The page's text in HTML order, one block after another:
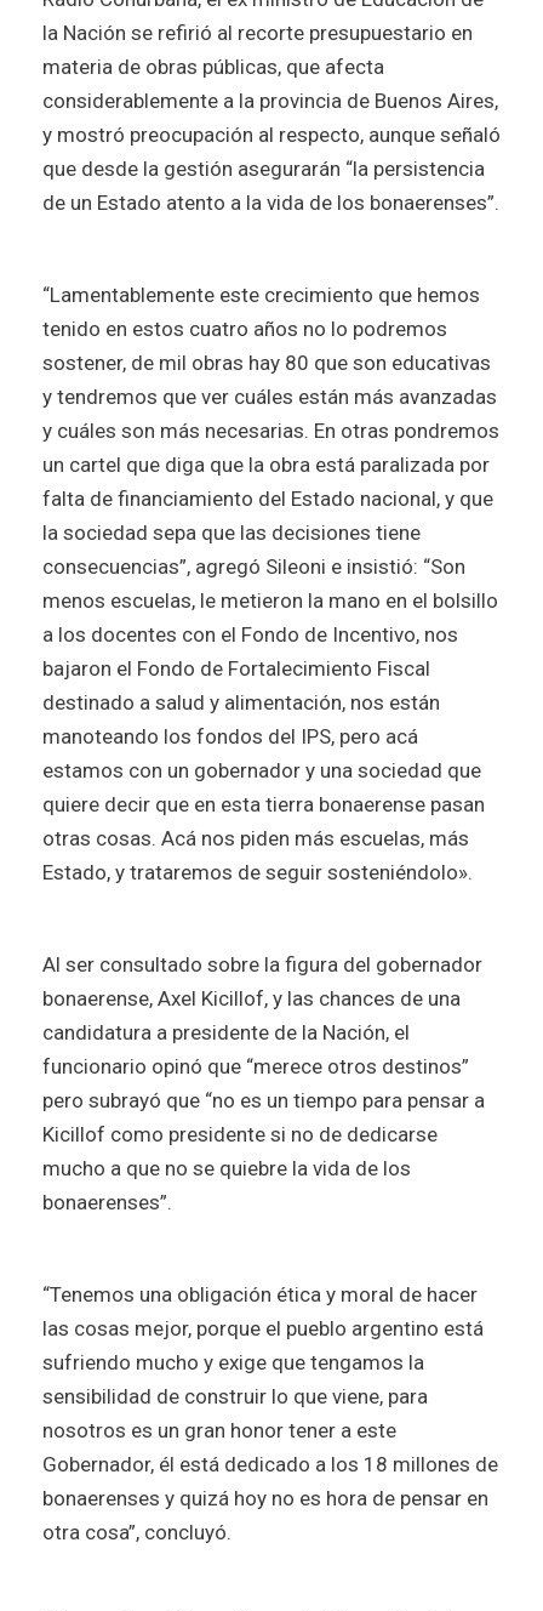
la Nación se refirió al recorte presupuestario en
materia de obras públicas, que afecta
considerablemente a la provincia de Buenos Aires,
y mostró preocupación al respecto, aunque señaló
que desde la gestión asegurarán “la persistencia
de un Estado atento a la vida de los bonaerenses”.
“Lamentablemente este crecimiento que hemos
tenido en estos cuatro años no lo podremos
sostener, de mil obras hay 80 que son educativas
y tendremos que ver cuáles están más avanzadas
y cuáles son más necesarias. En otras pondremos
un cartel que diga que la obra está paralizada por
falta de financiamiento del Estado nacional, y que
la sociedad sepa que las decisiones tiene
consecuencias”, agregó Sileoni e insistió: “Son
menos escuelas, le metieron la mano en el bolsillo
a los docentes con el Fondo de Incentivo, nos
bajaron el Fondo de Fortalecimiento Fiscal
destinado a salud y alimentación, nos están
manoteando los fondos del IPS, pero acá
estamos con un gobernador y una sociedad que
quiere decir que en esta tierra bonaerense pasan
otras cosas. Acá nos piden más escuelas, más
Estado, y trataremos de seguir sosteniéndolo».
Al ser consultado sobre la figura del gobernador
bonaerense, Axel Kicillof, y las chances de una
candidatura a presidente de la Nación, el
funcionario opinó que “merece otros destinos”
pero subrayó que “no es un tiempo para pensar a
Kicillof como presidente si no de dedicarse
mucho a que no se quiebre la vida de los
bonaerenses”.
“Tenemos una obligación ética y moral de hacer
las cosas mejor, porque el pueblo argentino está
sufriendo mucho y exige que tengamos la
sensibilidad de construir lo que viene, para
nosotros es un gran honor tener a este
Gobernador, él está dedicado a los 18 millones de
bonaerenses y quizá hoy no es hora de pensar en
otra cosa”, concluyó.